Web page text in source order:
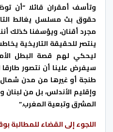
وتأسف أمقران قائلا “أن
حقوق بث مسلسل يغالط
مجرد أقنان، ويؤسفنا كذلك
ينتصر للحقيقة التاريخية
ليحكي لهم قصة البطل
سيفرض علينا أن نتصور
طنجة أو غيرها من مدن شمال
وإقليم الأندلس، بل من
المشرق وتبعية المغرب.”
اللجوء إلى القضاء